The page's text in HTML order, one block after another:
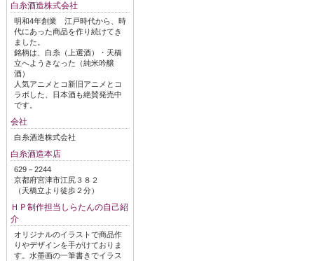
白糸酒造株式会社
明和4年創業 江戸時代から、時
代にあった商品を作り続けてき
ました。
銘柄は、白糸（上選酒）・天橋
立へようきなった（純米吟醸
酒）
人気アニメとコ新旧アニメとコ
ラボした、日本酒も絶賛発売中
です。
会社
白糸酒造株式会社
白糸酒造本店
629－2244
京都府宮津市江尻３８２
（天橋立より徒歩２分）
ＨＰ制作担当しらたんの自己紹
介
オリジナルのイラストで商品作
りやデザインを手がけておりま
す。水墨画の一筆書きでイラス